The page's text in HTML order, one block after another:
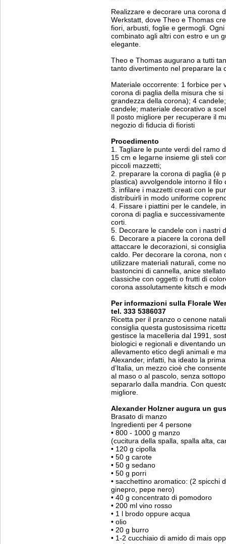
Realizzare e decorare una corona
Werkstatt, dove Theo e Thomas
fiori, arbusti, foglie e germogli.
combinato agli altri con estro e un
elegante.
Theo e Thomas augurano a tutti
tanto divertimento nel preparare la
Materiale occorrente: 1 forbice per
corona di paglia della misura che
grandezza della corona); 4
candele; materiale decorativo a
Il posto migliore per recuperare il
negozio di fiducia di fioristi
Procedimento
1. Tagliare le punte verdi del ramo
15 cm e legarne insieme gli steli
piccoli mazzetti;
2. preparare la corona di paglia (è
plastica) avvolgendole intorno il
3. infilare i mazzetti creati con le
distribuirli in modo uniforme
4. Fissare i piattini per le candele,
corona di paglia e
corti.
5. Decorare le candele con i nastri
6. Decorare a piacere la corona
attaccare le decorazioni, si
caldo. Per decorare la corona, non
utilizzare materiali naturali, come
bastoncini di cannella, anice
classiche con oggetti o frutti di
corona assolutamente kitsch e
Per informazioni sulla Florale
tel. 333 5386037
Ricetta per il pranzo o cenone
consiglia questa gustosissima
gestisce la macelleria dal 1991,
biologici e regionali e diventando
allevamento etico degli animali e
Alexander, infatti, ha ideato la
d’Italia, un mezzo cioè che
al maso o al pascolo, senza
separarlo dalla mandria. Con
migliore.
Alexander Holzner augura un
Brasato di manzo
Ingredienti per 4 persone
• 800 - 1000 g manzo
(cucitura della spalla, spalla alta,
• 120 g cipolla
• 50 g carote
• 50 g sedano
• 50 g porri
• sacchettino aromatico: (2 spicchi
ginepro, pepe nero)
• 40 g concentrato di pomodoro
• 200 ml vino rosso
• 1 l brodo oppure acqua
• olio
• 20 g burro
• 1-2 cucchiaio di amido di mais